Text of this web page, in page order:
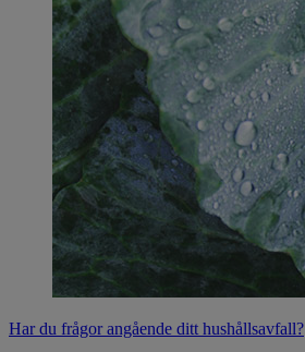
Har du frågor angående ditt hushållsavfall?